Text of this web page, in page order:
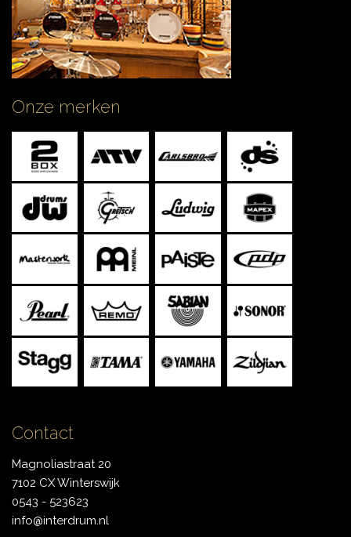
Onze merken
Contact
Magnoliastraat 20
7102 CX Winterswijk
0543 - 523623
info@interdrum.nl